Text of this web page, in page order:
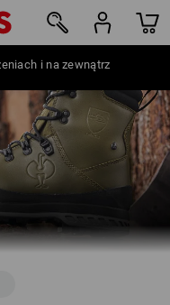
i na zewnątrz
14